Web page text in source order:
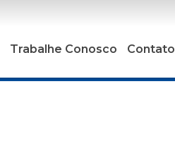
Trabalhe Conosco Contato